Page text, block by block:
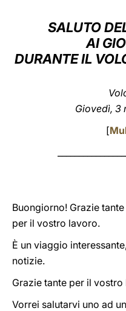
SALUTO
AI
DURANTE IL
Giovedì, 3
[
Buongiorno! Grazie
per il vostro lavoro.
È un viaggio
notizie.
Grazie tante per il
Vorrei salutarvi uno ad